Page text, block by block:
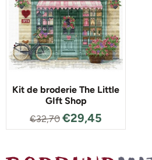
Kit de broderie The Little
GIft Shop
€32,70 €29,45